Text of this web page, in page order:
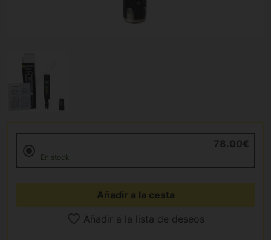
78.00€
En stock
Añadir a la cesta
Añadir a la lista de deseos